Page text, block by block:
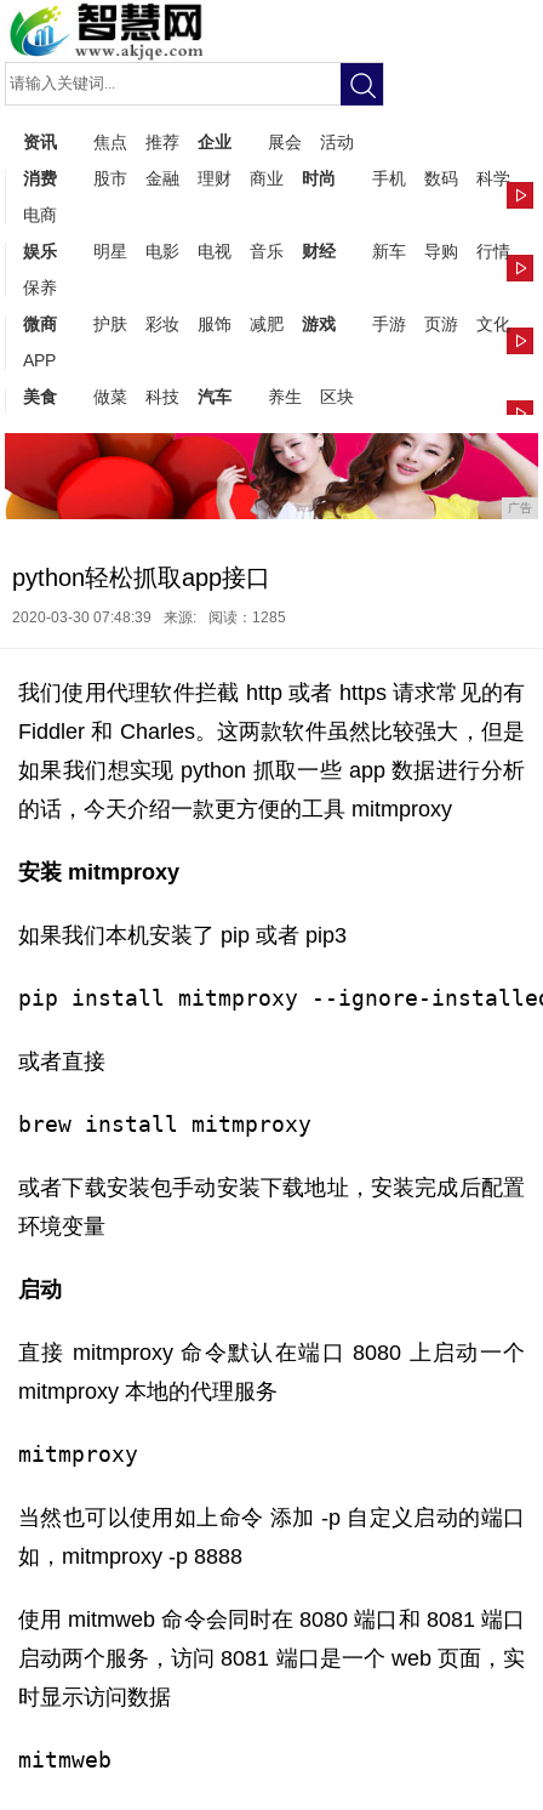
资讯 焦点 推荐 企业 展会
活动
消费
股市 金融 理财 商业 时尚 手机 数码
科学
电商
娱乐
明星 电影 电视 音乐 财经 新车 导购
行情
保养
微商
护肤 彩妆 服饰 减肥 游戏 手游 页游
文化
APP
美食
做菜 科技 汽车 养生 区块
广告
python轻松抓取app接口
2020-03-30 07:48:39 来源: 阅读：1285
我们使用代理软件拦截 http 或者 https 请求常见的有
Fiddler 和 Charles。这两款软件虽然比较强大，但是
如果我们想实现 python 抓取一些 app 数据进行分析
的话，今天介绍一款更方便的工具 mitmproxy
安装 mitmproxy
如果我们本机安装了 pip 或者 pip3
pip install mitmproxy --ignore-
或者直接
brew install mitmproxy
或者下载安装包手动安装下载地址，安装完成后配置
环境变量
启动
直接 mitmproxy 命令默认在端口 8080 上启动一个
mitmproxy 本地的代理服务
mitmproxy
当然也可以使用如上命令 添加 -p 自定义启动的端口
如，mitmproxy -p 8888
使用 mitmweb 命令会同时在 8080 端口和 8081 端口
启动两个服务，访问 8081 端口是一个 web 页面，实
时显示访问数据
mitmweb